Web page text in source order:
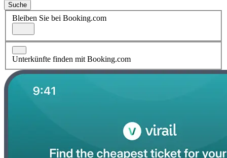
Suche
Bleiben Sie bei Booking.com
Unterkünfte finden mit Booking.com